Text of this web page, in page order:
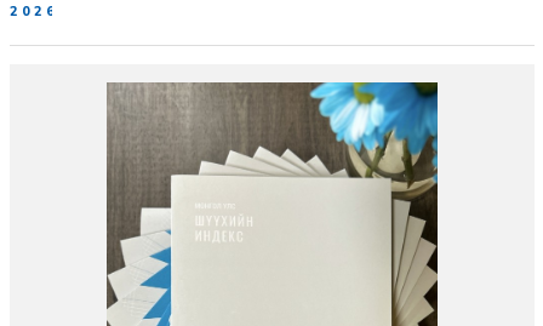
2026-06-19